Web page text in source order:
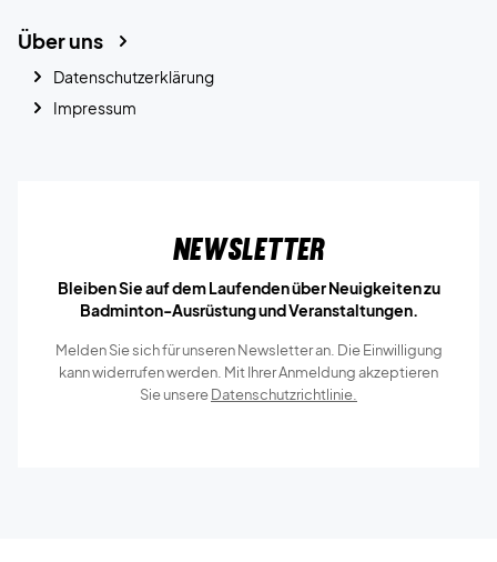
Über uns
Datenschutzerklärung
Impressum
Newsletter
Bleiben Sie auf dem Laufenden über Neuigkeiten zu
Badminton-Ausrüstung und Veranstaltungen.
Melden Sie sich für unseren Newsletter an. Die Einwilligung
kann widerrufen werden. Mit Ihrer Anmeldung akzeptieren
Sie unsereDatenschutzrichtlinie.